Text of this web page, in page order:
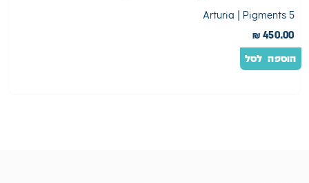
Arturia | Pigments 5
₪ 450.00
הוספה לסל